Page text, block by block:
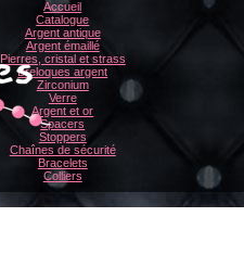
Accueil
Catalogue
Argent antique
Argent émaillé
Pierres, cristal et strass
Breloques argent
Zirconium
Verre
Argent et or
Spacers
Stoppers
Chaînes de sécurité
Bracelets
Colliers